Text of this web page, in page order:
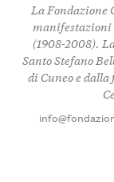
La Fondazione
manifestazioni
(1908-2008).
Santo Stefano
di Cuneo e